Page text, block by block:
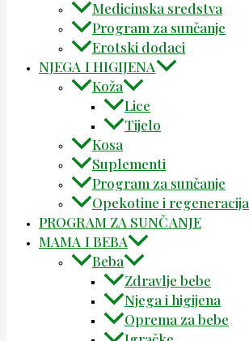
Medicinska sredstva
Program za sunčanje
Erotski dodaci
NJEGA I HIGIJENA
Koža
Lice
Tijelo
Kosa
Suplementi
Program za sunčanje
Opekotine i regeneracija
PROGRAM ZA SUNČANJE
MAMA I BEBA
Beba
Zdravlje bebe
Njega i higijena
Oprema za bebe